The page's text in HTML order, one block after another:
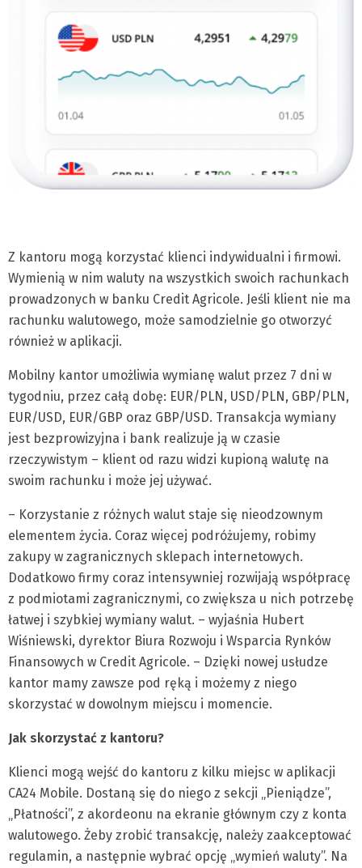
Z kantoru mogą korzystać klienci indywidualni i firmowi.
Wymienią w nim waluty na wszystkich swoich rachunkach
prowadzonych w banku Credit Agricole. Jeśli klient nie ma
rachunku walutowego, może samodzielnie go otworzyć
również w aplikacji.
Mobilny kantor umożliwia wymianę walut przez 7 dni w
tygodniu, przez całą dobę: EUR/PLN, USD/PLN, GBP/PLN,
EUR/USD, EUR/GBP oraz GBP/USD. Transakcja wymiany
jest bezprowizyjna i bank realizuje ją w czasie
rzeczywistym – klient od razu widzi kupioną walutę na
swoim rachunku i może jej używać.
– Korzystanie z różnych walut staje się nieodzownym
elementem życia. Coraz więcej podróżujemy, robimy
zakupy w zagranicznych sklepach internetowych.
Dodatkowo firmy coraz intensywniej rozwijają współpracę
z podmiotami zagranicznymi, co zwiększa u nich potrzebę
łatwej i szybkiej wymiany walut. – wyjaśnia Hubert
Wiśniewski, dyrektor Biura Rozwoju i Wsparcia Rynków
Finansowych w Credit Agricole. – Dzięki nowej usłudze
kantor mamy zawsze pod ręką i możemy z niego
skorzystać w dowolnym miejscu i momencie.
Jak skorzystać z kantoru?
Klienci mogą wejść do kantoru z kilku miejsc w aplikacji
CA24 Mobile. Dostaną się do niego z sekcji „Pieniądze”,
„Płatności”, z akordeonu na ekranie głównym czy z konta
walutowego. Żeby zrobić transakcję, należy zaakceptować
regulamin, a następnie wybrać opcję „wymień waluty”. Na